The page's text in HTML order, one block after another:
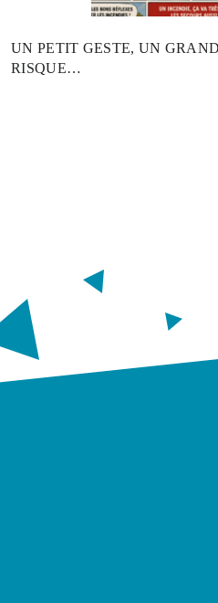
UN PETIT GESTE, UN GRAND
RISQUE…